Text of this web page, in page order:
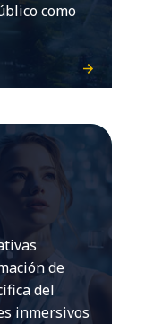
como
de
del
inmersivos